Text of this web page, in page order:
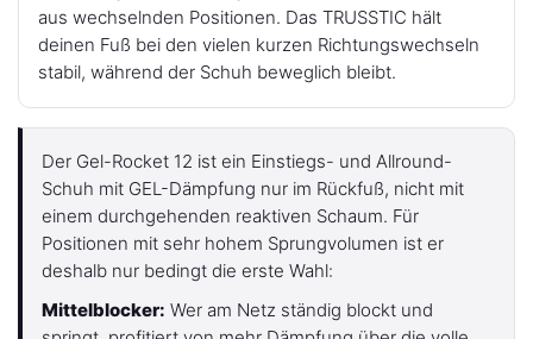
aus wechselnden Positionen. Das TRUSSTIC hält
deinen Fuß bei den vielen kurzen Richtungswechseln
stabil, während der Schuh beweglich bleibt.
Der Gel-Rocket 12 ist ein Einstiegs- und Allround-
Schuh mit GEL-Dämpfung nur im Rückfuß, nicht mit
einem durchgehenden reaktiven Schaum. Für
Positionen mit sehr hohem Sprungvolumen ist er
deshalb nur bedingt die erste Wahl:
Mittelblocker: Wer am Netz ständig blockt und